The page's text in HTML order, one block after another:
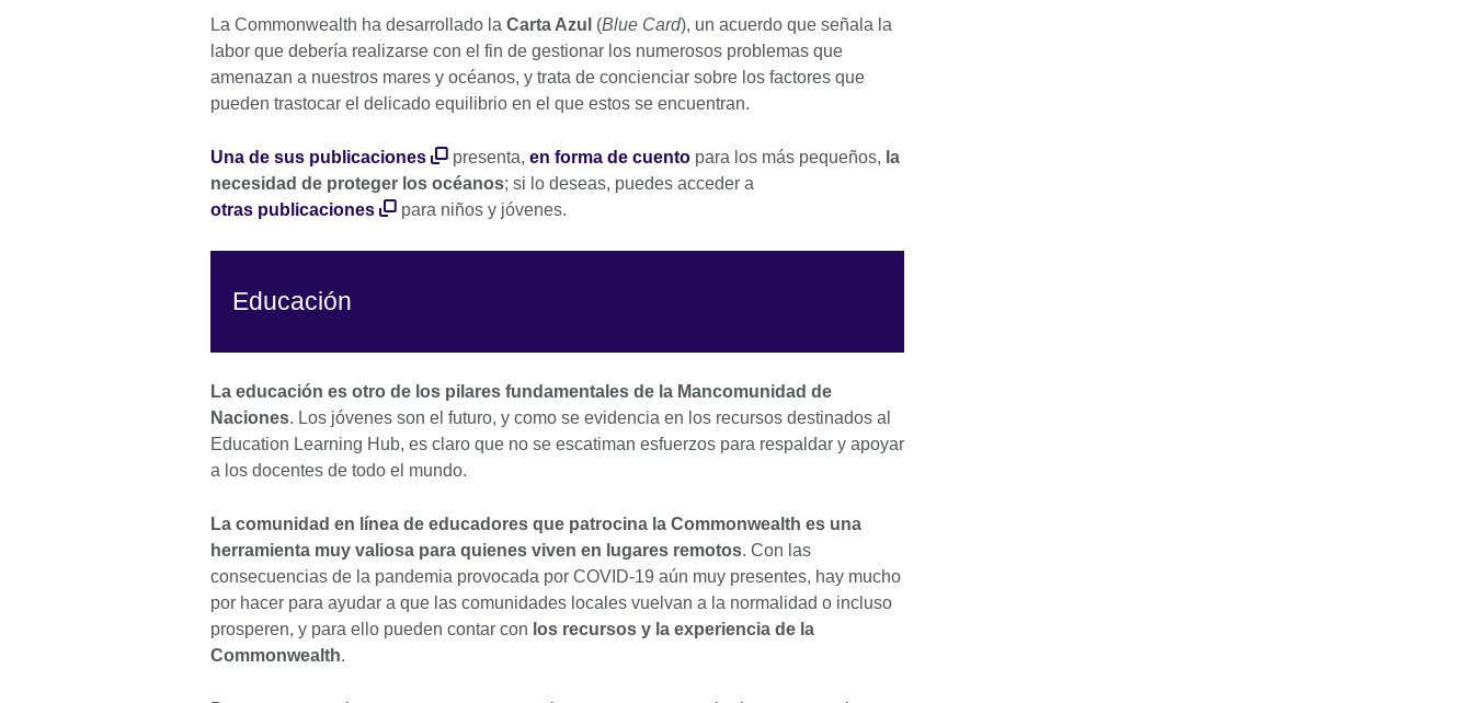
La Commonwealth ha desarrollado la Carta Azul (Blue Card), un acuerdo que señala la
labor que debería realizarse con el fin de gestionar los numerosos problemas que
amenazan a nuestros mares y océanos, y trata de concienciar sobre los factores que
pueden trastocar el delicado equilibrio en el que estos se encuentran.
Una de sus publicaciones presenta, en forma de cuento para los más pequeños, la
necesidad de proteger los océanos; si lo deseas, puedes acceder a
otras publicaciones
para niños y jóvenes.
Educación
La educación es otro de los pilares fundamentales de la Mancomunidad de
Naciones. Los jóvenes son el futuro, y como se evidencia en los recursos destinados al
Education Learning Hub, es claro que no se escatiman esfuerzos para respaldar y apoyar
a los docentes de todo el mundo.
La comunidad en línea de educadores que patrocina la Commonwealth es una
herramienta muy valiosa para quienes viven en lugares remotos. Con las
consecuencias de la pandemia provocada por COVID-19 aún muy presentes, hay mucho
por hacer para ayudar a que las comunidades locales vuelvan a la normalidad o incluso
prosperen, y para ello pueden contar con los recursos y la experiencia de la
Commonwealth.